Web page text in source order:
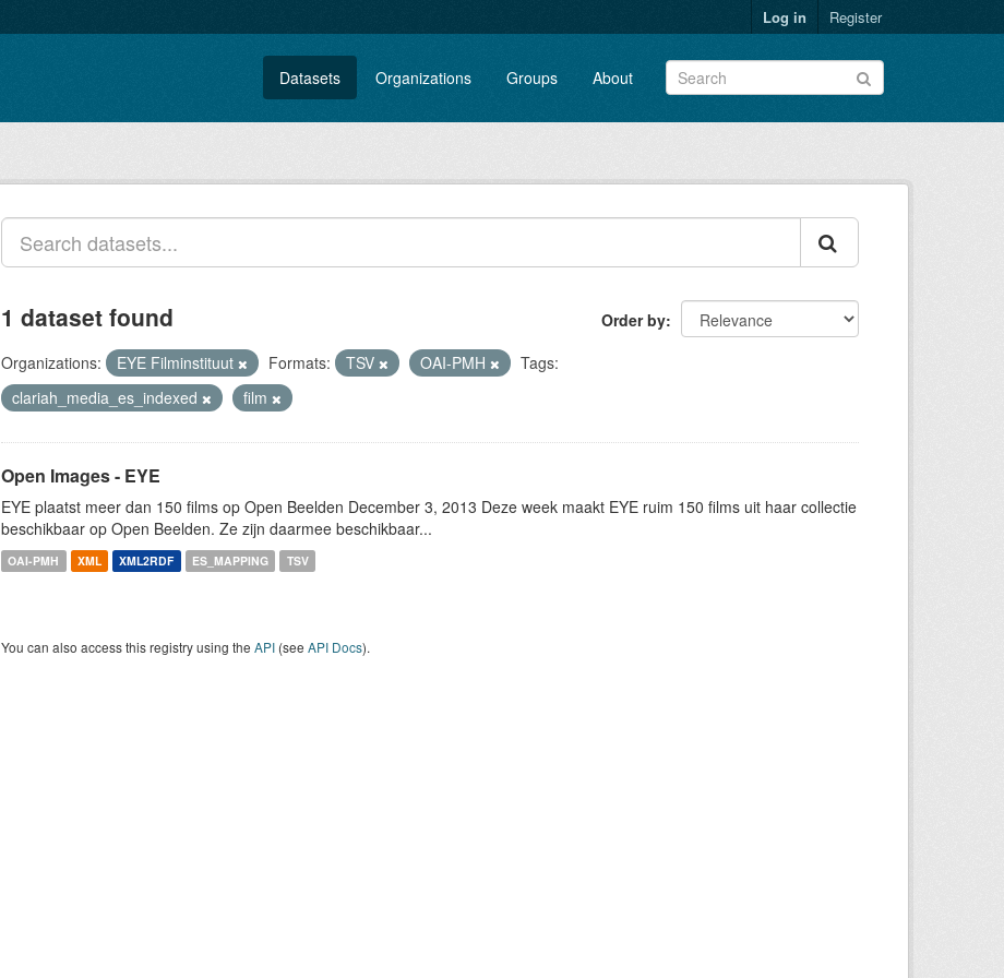
Log in Register
Datasets Organizations Groups About
Order by
1 dataset found
Organizations: EYE Filminstituut Formats: TSV OAI-PMH
Tags:
clariah_media_es_indexed
film
Open Images - EYE
EYE plaatst meer dan 150 films op Open Beelden December 3, 2013 Deze week maakt EYE ruim 150 films uit haar collectie
beschikbaar op Open Beelden. Ze zijn daarmee beschikbaar...
OAI-PMH XML XML2RDF ES_MAPPING TSV
You can also access this registry using the API (see API Docs).